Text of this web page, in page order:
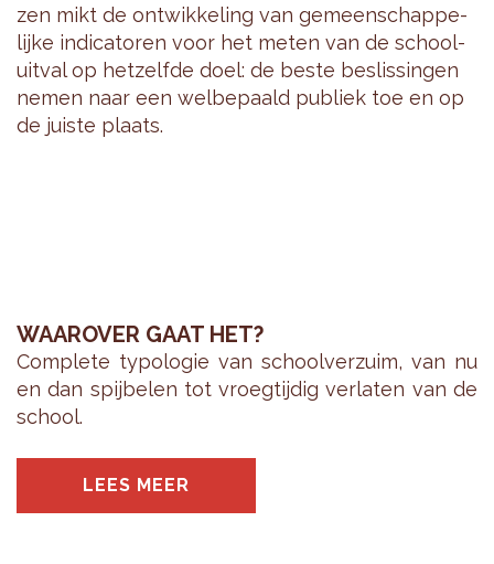
zen mikt de ont­wik­ke­ling van ge­meen­schap­pe­
lij­ke in­di­ca­to­ren voor het meten van de school­
uit­val op het­zelf­de doel: de beste be­slis­sin­gen
nemen naar een wel­be­paald pu­bliek toe en op
de juis­te plaats.
WAAROVER GAAT HET?
Com­ple­te ty­po­lo­gie van school­ver­zuim, van nu
en dan spij­be­len tot vroeg­tij­dig ver­la­ten van de
school.
LEES MEER